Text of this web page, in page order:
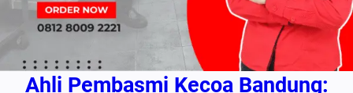
Ahli Pembasmi Kecoa Bandung: